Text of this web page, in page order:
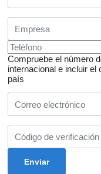
Compruebe el número
internacional e incluir el
país